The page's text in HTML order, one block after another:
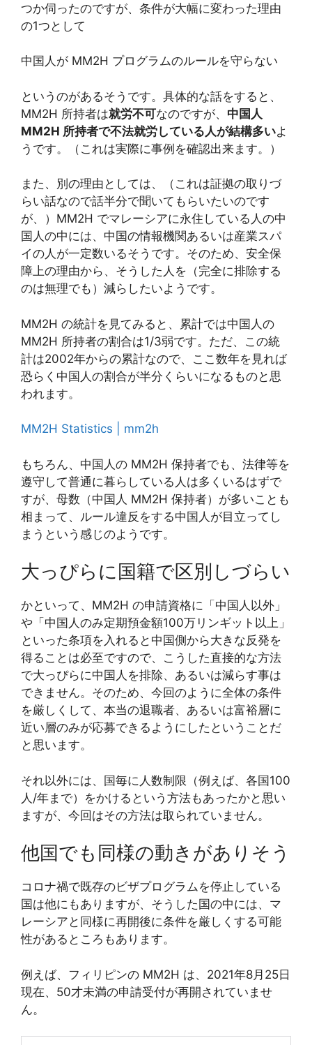
つか伺ったのですが、条件が大幅に変わった理由
の1つとして
中国人が MM2H プログラムのルールを守らない
というのがあるそうです。具体的な話をすると、
MM2H 所持者は就労不可なのですが、 中国人
MM2H 所持者で不法就労している人が結構多いよ
うです。（これは実際に事例を確認出来ます。）
また、別の理由としては、（これは証拠の取りづ
らい話なので話半分で聞いてもらいたいのです
が、）MM2H でマレーシアに永住している人の中
国人の中には、中国の情報機関あるいは産業スパ
イの人が一定数いるそうです。そのため、安全保
障上の理由から、そうした人を（完全に排除する
のは無理でも）減らしたいようです。
MM2H の統計を見てみると、累計では中国人の
MM2H 所持者の割合は1/3弱です。ただ、この統
計は2002年からの累計なので、ここ数年を見れば
恐らく中国人の割合が半分くらいになるものと思
われます。
MM2H Statistics | mm2h
もちろん、中国人の MM2H 保持者でも、法律等を
遵守して普通に暮らしている人は多くいるはずで
すが、母数（中国人 MM2H 保持者）が多いことも
相まって、ルール違反をする中国人が目立ってし
まうという感じのようです。
大っぴらに国籍で区別しづらい
かといって、MM2H の申請資格に「中国人以外」
や「中国人のみ定期預金額100万リンギット以上」
といった条項を入れると中国側から大きな反発を
得ることは必至ですので、こうした直接的な方法
で大っぴらに中国人を排除、あるいは減らす事は
できません。そのため、今回のように全体の条件
を厳しくして、本当の退職者、あるいは富裕層に
近い層のみが応募できるようにしたということだ
と思います。
それ以外には、国毎に人数制限（例えば、各国100
人/年まで）をかけるという方法もあったかと思い
ますが、今回はその方法は取られていません。
他国でも同様の動きがありそう
コロナ禍で既存のビザプログラムを停止している
国は他にもありますが、そうした国の中には、マ
レーシアと同様に再開後に条件を厳しくする可能
性があるところもあります。
例えば、フィリピンの MM2H は、2021年8月25日
現在、50才未満の申請受付が再開されていませ
ん。